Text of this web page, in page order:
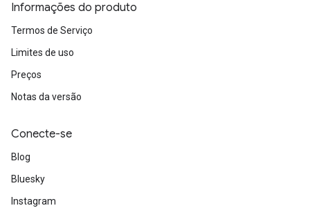
Informações do produto
Termos de Serviço
Limites de uso
Preços
Notas da versão
Conecte-se
Blog
Bluesky
Instagram